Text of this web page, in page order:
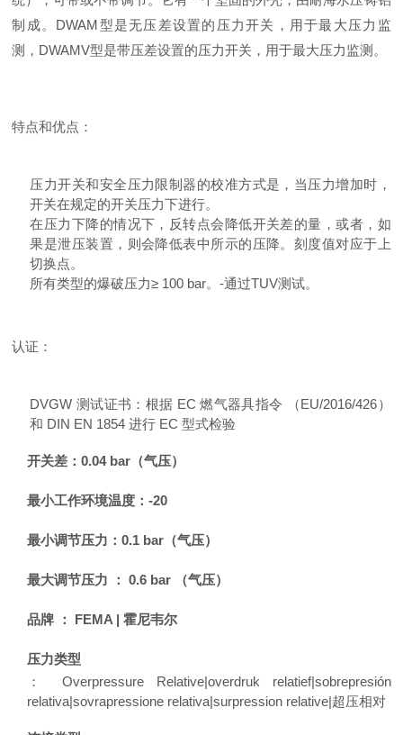
制成。DWAM型是无压差设置的压力开关，用于最大压力监
测，DWAMV型是带压差设置的压力开关，用于最大压力监测。
特点和优点：
压力开关和安全压力限制器的校准方式是，当压力增加时，
开关在规定的开关压力下进行。
在压力下降的情况下，反转点会降低开关差的量，或者，如
果是泄压装置，则会降低表中所示的压降。刻度值对应于上
切换点。
所有类型的爆破压力≥ 100 bar。-通过TUV测试。
认证：
DVGW 测试证书：根据 EC 燃气器具指令 （EU/2016/426）
和 DIN EN 1854 进行 EC 型式检验
开关差：0.04 bar（气压）
最小工作环境温度：-20
最小调节压力：0.1 bar（气压）
最大调节压力 ： 0.6 bar （气压）
品牌 ： FEMA | 霍尼韦尔
压力类型
： Overpressure Relative|overdruk relatief|sobrepresión
relativa|sovrapressione relativa|surpression relative|超压相对